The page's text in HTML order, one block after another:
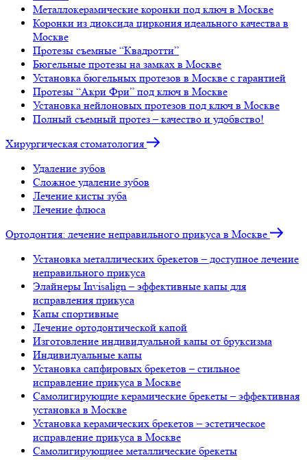
Металлокерамические коронки под ключ в Москве
Коронки из диоксида циркония идеального качества в
Москве
Протезы съемные “Квадротти”
Бюгельные протезы на замках в Москве
Установка бюгельных протезов в Москве с гарантией
Протезы “Акри Фри” под ключ в Москве
Установка нейлоновых протезов под ключ в Москве
Полный съемный протез – качество и удобвство!
Хирургическая стоматология
Удаление зубов
Сложное удаление зубов
Лечение кисты зуба
Лечение флюса
Ортодонтия: лечение неправильного прикуса в Москве
Установка металлических брекетов – доступное лечение
неправильного прикуса
Элайнеры Invisalign – эффективные капы для
исправления прикуса
Капы спортивные
Лечение ортодонтической капой
Изготовление индивидуальной капы от бруксизма
Индивидуальные капы
Установка сапфировых брекетов – стильное
исправление прикуса в Москве
Самолигирующие керамические брекеты – эффективная
установка в Москве
Установка керамических брекетов – эстетическое
исправление прикуса в Москве
Самолигирующиее металлические брекеты